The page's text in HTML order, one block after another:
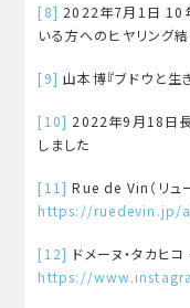
[8] 2022年7月1日 10
いる方へのヒヤリング
[9] 山本博『ブドウと生
[10] 2022年9月18日
しました
[11] Rue de Vin（リュ
https://ruedevin.jp/
[12] ドメーヌ・タカヒ
https://